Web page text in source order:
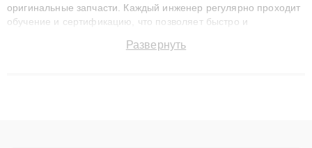
оригинальные запчасти. Каждый инженер регулярно проходит
обучение и сертификацию, что позволяет быстро и
сохранением гарантии до 3 лет. Наши мастера решают
Развернуть